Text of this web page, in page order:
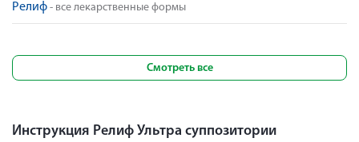
Релиф - все лекарственные формы
Смотреть все
Инструкция Релиф Ультра суппозитории